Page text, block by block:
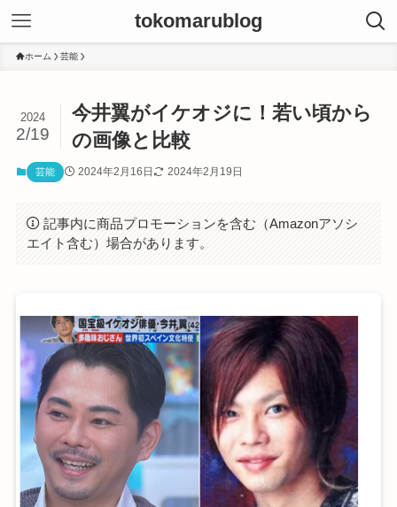
tokomarublog
ホーム 芸能
今井翼がイケオジに！若い頃から
の画像と比較
2024
2/19
芸能 2024年2月16日 2024年2月19日
記事内に商品プロモーションを含む（Amazonアソシ
エイト含む）場合があります。